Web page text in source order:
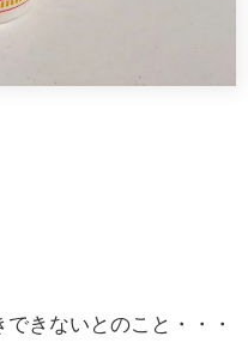
きないとのこと・・・